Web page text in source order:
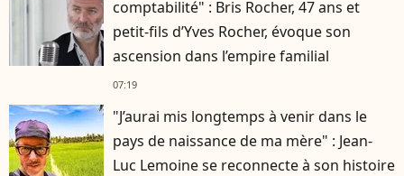
comptabilité" : Bris Rocher, 47 ans et
petit-fils d’Yves Rocher, évoque son
ascension dans l’empire familial
07:19
"J’aurai mis longtemps à venir dans le
pays de naissance de ma mère" : Jean-
Luc Lemoine se reconnecte à son histoire